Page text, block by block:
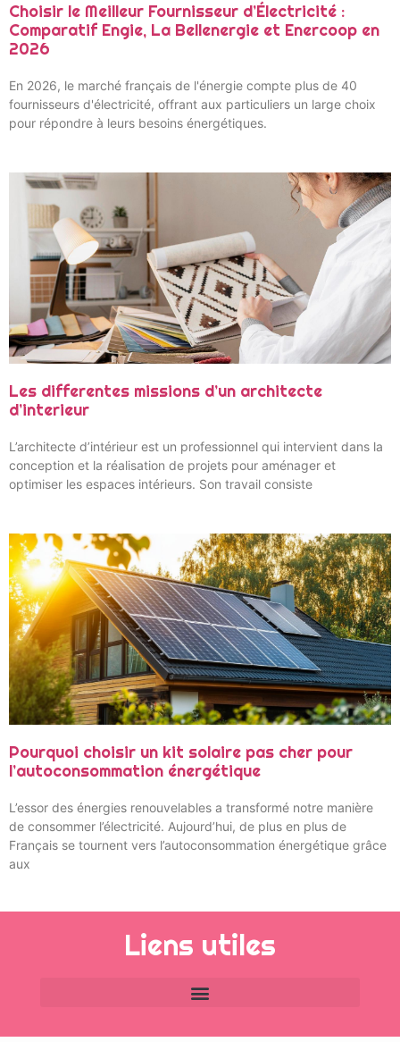
Choisir le Meilleur Fournisseur d’Électricité :
Comparatif Engie, La Bellenergie et Enercoop en
2026
En 2026, le marché français de l'énergie compte plus de 40
fournisseurs d'électricité, offrant aux particuliers un large choix
pour répondre à leurs besoins énergétiques.
Les differentes missions d’un architecte
d’interieur
L’architecte d’intérieur est un professionnel qui intervient dans la
conception et la réalisation de projets pour aménager et
optimiser les espaces intérieurs. Son travail consiste
Pourquoi choisir un kit solaire pas cher pour
l’autoconsommation énergétique
L’essor des énergies renouvelables a transformé notre manière
de consommer l’électricité. Aujourd’hui, de plus en plus de
Français se tournent vers l’autoconsommation énergétique grâce
aux
Liens utiles